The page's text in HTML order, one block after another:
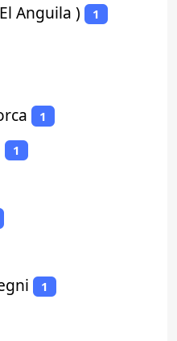
Anguila ) 1
1
1
1